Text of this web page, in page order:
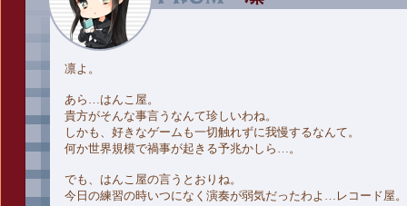
凛よ。
あら…はんこ屋。
貴方がそんな事言うなんて珍しいわね。
しかも、好きなゲームも一切触れずに我慢するなんて。
何か世界規模で禍事が起きる予兆かしら…。
でも、はんこ屋の言うとおりね。
今日の練習の時いつになく演奏が弱気だったわよ…レコード屋。